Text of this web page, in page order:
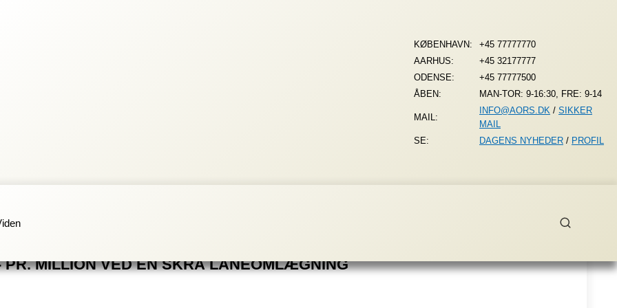
KØBENHAVN:
+45 77777770
AARHUS:
+45 32177777
ODENSE:
+45 77777500
ÅBEN:
MAN-TOR: 9-16:30, FRE: 9-14
MAIL:
INFO@AORS.DK / SIKKER
MAIL
SE:
DAGENS NYHEDER / PROFIL
MILLION VED EN SKRÅ LÅNEOMLÆGNING